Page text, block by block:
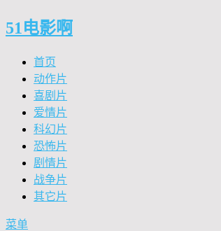
51电影啊
首页
动作片
喜剧片
爱情片
科幻片
恐怖片
剧情片
战争片
其它片
菜单